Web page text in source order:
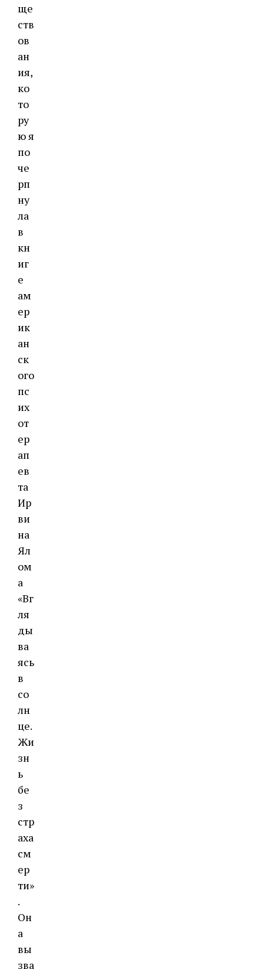
ще
ств
ов
ан
ия,
ко
то
ру
ю я
по
че
рп
ну
ла
в
кн
иг
е
ам
ер
ик
ан
ск
ого
пс
их
от
ер
ап
ев
та
Ир
ви
на
Ял
ом
а
«Вг
ля
ды
ва
ясь
в
со
лн
це.
Жи
зн
ь
бе
з
стр
аха
см
ер
ти»
.
Он
а
вы
зва